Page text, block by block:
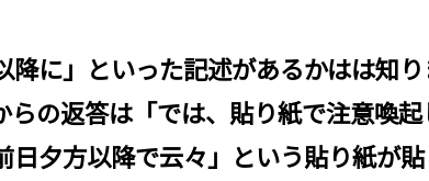
に」といった記述があるかはは知
の返答は「では、貼り紙で注意喚起
夕方以降で云々」という貼り紙が